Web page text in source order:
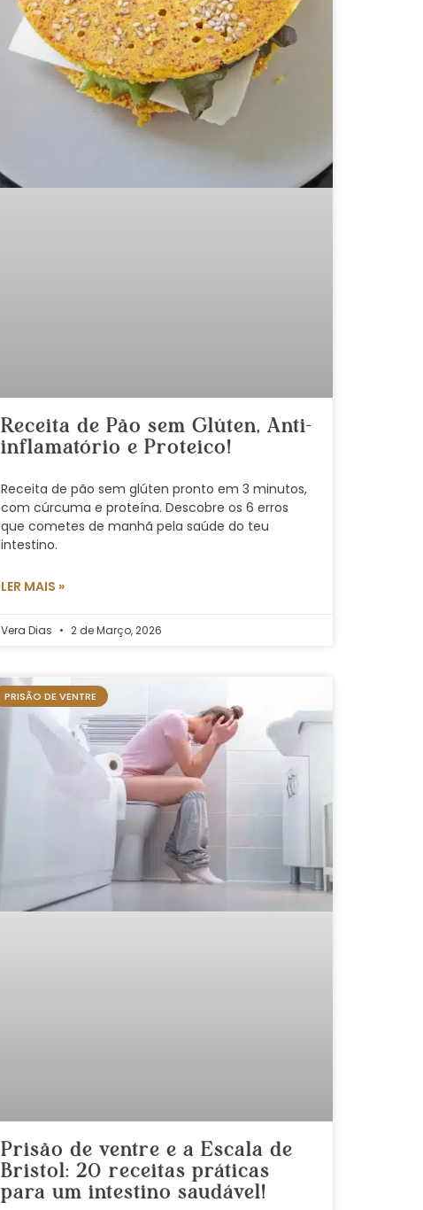
Receita de Pão sem Glúten, Anti-
inflamatório e Proteico!
Receita de pão sem glúten pronto em 3 minutos,
com cúrcuma e proteína. Descobre os 6 erros
que cometes de manhã pela saúde do teu
intestino.
LER MAIS »
Vera Dias 2 de Março, 2026
PRISÃO DE VENTRE
Prisão de ventre e a Escala de
Bristol: 20 receitas práticas
para um intestino saudável!